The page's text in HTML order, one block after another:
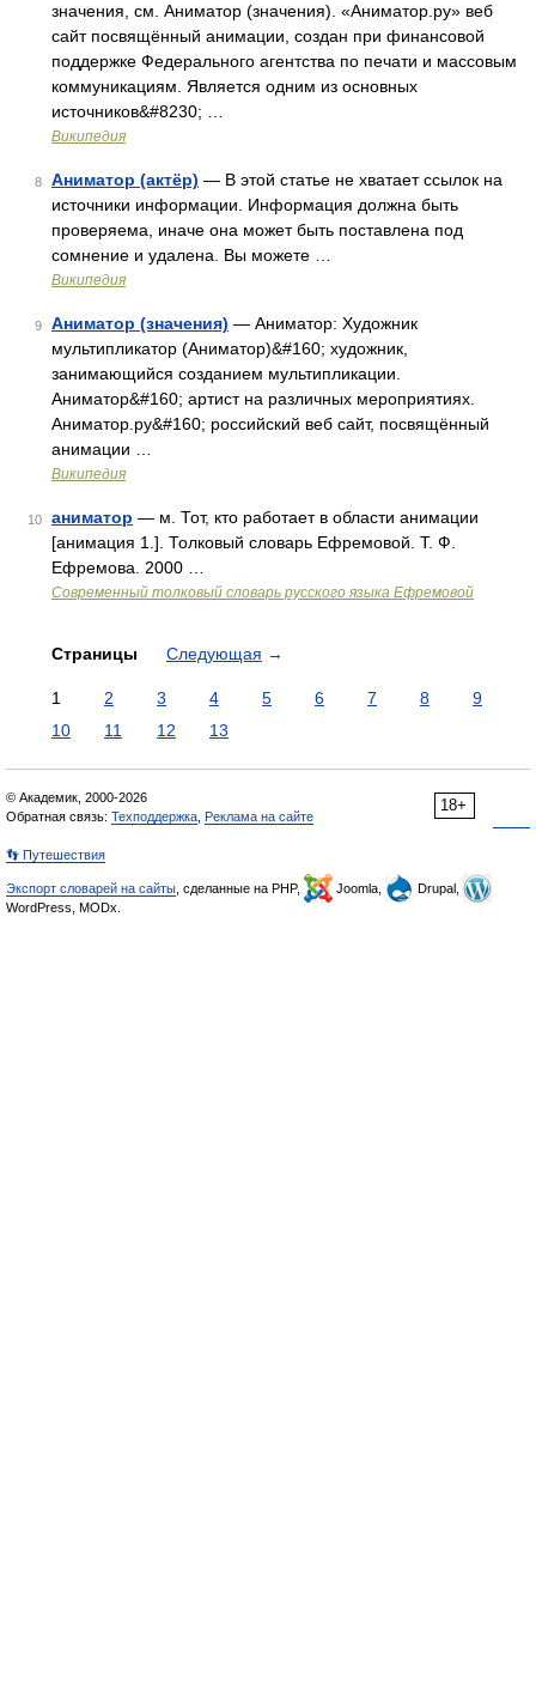
значения, см. Аниматор (значения). «Аниматор.ру» веб
сайт посвящённый анимации, создан при финансовой
поддержке Федерального агентства по печати и массовым
коммуникациям. Является одним из основных
источников&#8230; …
Википедия
8 Аниматор (актёр) — В этой статье не хватает ссылок на
источники информации. Информация должна быть
проверяема, иначе она может быть поставлена под
сомнение и удалена. Вы можете …
Википедия
9 Аниматор (значения) — Аниматор: Художник
мультипликатор (Аниматор)&#160; художник,
занимающийся созданием мультипликации.
Аниматор&#160; артист на различных мероприятиях.
Аниматор.ру&#160; российский веб сайт, посвящённый
анимации …
Википедия
10 аниматор — м. Тот, кто работает в области анимации
[анимация 1.]. Толковый словарь Ефремовой. Т. Ф.
Ефремова. 2000 …
Современный толковый словарь русского языка Ефремовой
Страницы Следующая →
1 2 3 4 5 6 7 8
9
10
11 12 13
18+
© Академик, 2000-2026
Обратная связь: Техподдержка Реклама на сайте
👣 Путешествия
Экспорт словарей на сайты , сделанные на PHP, Joomla,
Drupal,
WordPress, MODx.